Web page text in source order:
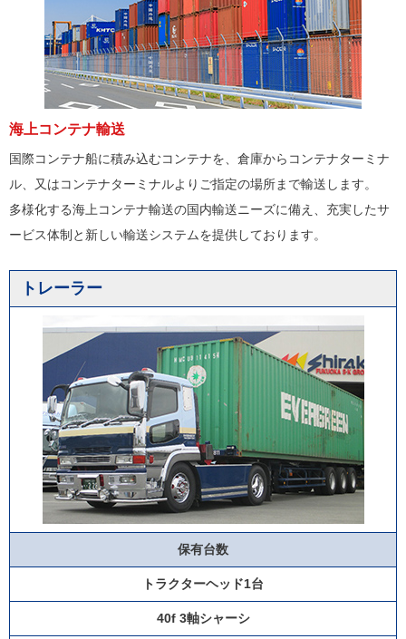
海上コンテナ輸送
国際コンテナ船に積み込むコンテナを、倉庫からコンテナターミナ
ル、又はコンテナターミナルよりご指定の場所まで輸送します。
多様化する海上コンテナ輸送の国内輸送ニーズに備え、充実したサ
ービス体制と新しい輸送システムを提供しております。
トレーラー
保有台数
トラクターヘッド1台
40f 3軸シャーシ